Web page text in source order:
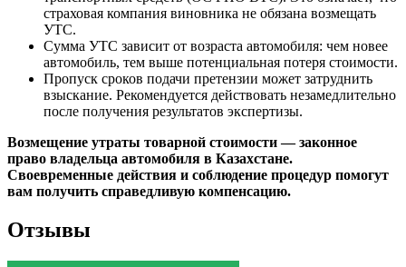
страховая компания виновника не обязана возмещать
УТС.
Сумма УТС зависит от возраста автомобиля: чем новее
автомобиль, тем выше потенциальная потеря стоимости.
Пропуск сроков подачи претензии может затруднить
взыскание. Рекомендуется действовать незамедлительно
после получения результатов экспертизы.
Возмещение утраты товарной стоимости — законное
право владельца автомобиля в Казахстане.
Своевременные действия и соблюдение процедур помогут
вам получить справедливую компенсацию.
Отзывы